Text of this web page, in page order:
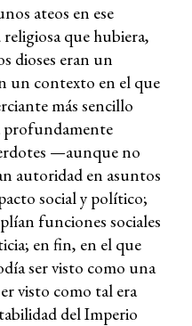
ateos en ese
que hubiera,
dioses eran un
un contexto en el que
más sencillo
profundamente
—aunque no
autoridad en asuntos
social y político;
funciones sociales
en fin, en el que
ser visto como una
visto como tal era
del Imperio